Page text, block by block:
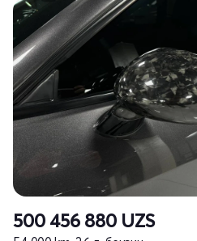
500 456 880 UZS